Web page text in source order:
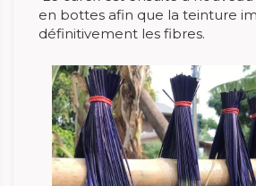
en bottes afin que la teinture
définitivement les fibres.